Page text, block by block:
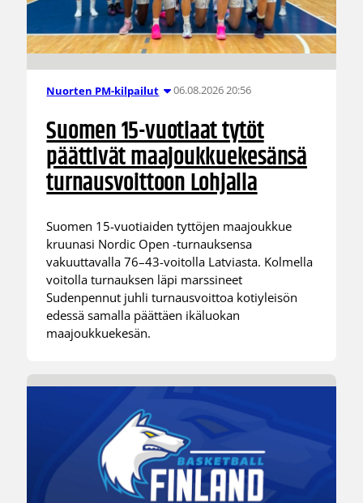
Nuorten PM-kilpailut 06.08.2026 20:56
Suomen 15-vuotiaat tytöt
päättivät maajoukkuekesänsä
turnausvoittoon Lohjalla
Suomen 15-vuotiaiden tyttöjen maajoukkue
kruunasi Nordic Open -turnauksensa
vakuuttavalla 76–43-voitolla Latviasta. Kolmella
voitolla turnauksen läpi marssineet
Sudenpennut juhli turnausvoittoa kotiyleisön
edessä samalla päättäen ikäluokan
maajoukkuekesän.